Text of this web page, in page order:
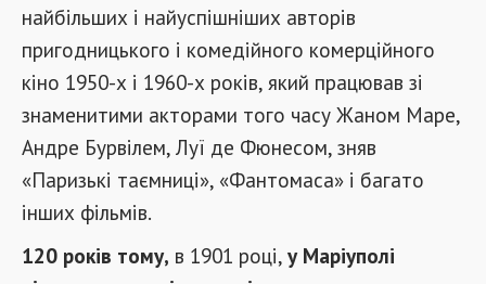
найбільших і найуспішніших авторів
пригодницького і комедійного комерційного
кіно 1950-х і 1960-х років, який працював зі
знаменитими акторами того часу Жаном Маре,
Андре Бурвілем, Луї де Фюнесом, зняв
«Паризькі таємниці», «Фантомаса» і багато
інших фільмів.
120 років тому, в 1901 році, у Маріуполі